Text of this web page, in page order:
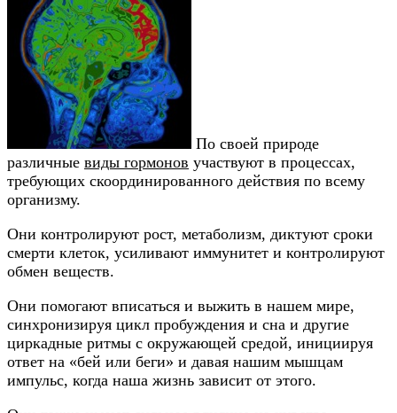
По своей природе
различные виды гормонов участвуют в процессах,
требующих скоординированного действия по всему
организму.
Они контролируют рост, метаболизм, диктуют сроки
смерти клеток, усиливают иммунитет и контролируют
обмен веществ.
Они помогают вписаться и выжить в нашем мире,
синхронизируя цикл пробуждения и сна и другие
циркадные ритмы с окружающей средой, инициируя
ответ на «бей или беги» и давая нашим мышцам
импульс, когда наша жизнь зависит от этого.